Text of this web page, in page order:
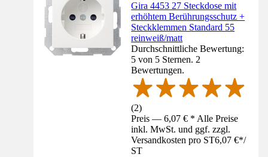
Gira 4453 27 Steckdose mit
erhöhtem Berührungsschutz +
Steckklemmen Standard 55
reinweiß/matt
Durchschnittliche Bewertung:
5 von 5 Sternen. 2
Bewertungen.
(2)
Preis — 6,07 € * Alle Preise
inkl. MwSt. und ggf. zzgl.
Versandkosten pro ST6,07 €*/
ST